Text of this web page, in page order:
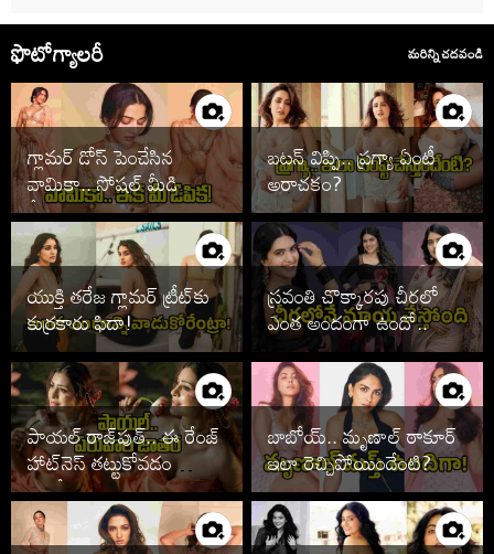
ఫొటోగ్యాలరీ మరిన్ని చదవండి
గ్లామర్ డోస్ పెంచేసిన
వామికా.. సోషల్ మీడియా
షేక్!
బటన్ విప్పి.. ప్రగ్యా ఏంటీ
అరాచకం?
యుక్తి తరేజ గ్లామర్ ట్రీట్‌కు
కుర్రకారు ఫిదా!
స్రవంతి చొక్కారపు చీరలో
ఎంత అందంగా ఉందో..
పాయల్ రాజ్‌పుత్.. ఈ రేంజ్
హాట్‌నెస్ తట్టుకోవడం
కష్టమే!
బాబోయ్.. మృణాల్ ఠాకూర్
ఇలా రెచ్చిపోయిందేంటి?